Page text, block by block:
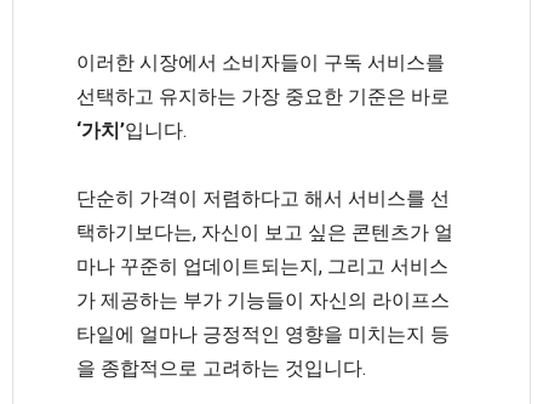
이러한 시장에서 소비자들이 구독 서비스를
선택하고 유지하는 가장 중요한 기준은 바로
‘가치’입니다.
단순히 가격이 저렴하다고 해서 서비스를 선
택하기보다는, 자신이 보고 싶은 콘텐츠가 얼
마나 꾸준히 업데이트되는지, 그리고 서비스
가 제공하는 부가 기능들이 자신의 라이프스
타일에 얼마나 긍정적인 영향을 미치는지 등
을 종합적으로 고려하는 것입니다.